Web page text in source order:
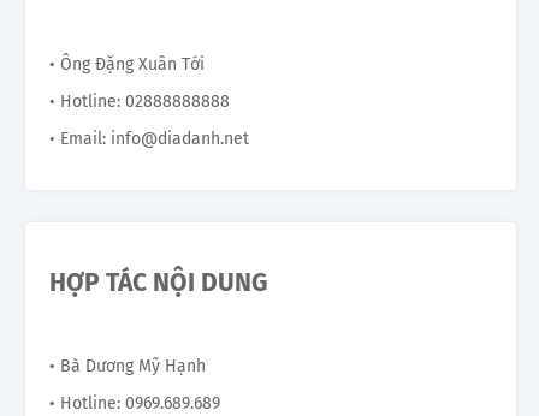
• Ông Đặng Xuân Tới
• Hotline: 02888888888
• Email: info@diadanh.net
HỢP TÁC NỘI DUNG
• Bà Dương Mỹ Hạnh
• Hotline: 0969.689.689